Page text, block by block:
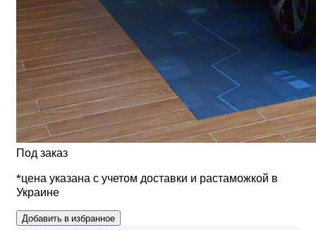
Под заказ
*цена указана с учетом доставки и растаможкой в
Украине
Добавить в избранное